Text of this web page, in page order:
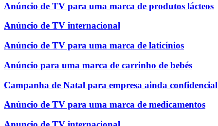
Anúncio de TV para uma marca de produtos lácteos
Anúncio de TV internacional
Anúncio de TV para uma marca de laticínios
Anúncio para uma marca de carrinho de bebés
Campanha de Natal para empresa ainda confidencial
Anúncio de TV para uma marca de medicamentos